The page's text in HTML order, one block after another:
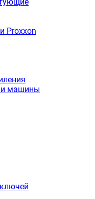
Proxxon
и машины